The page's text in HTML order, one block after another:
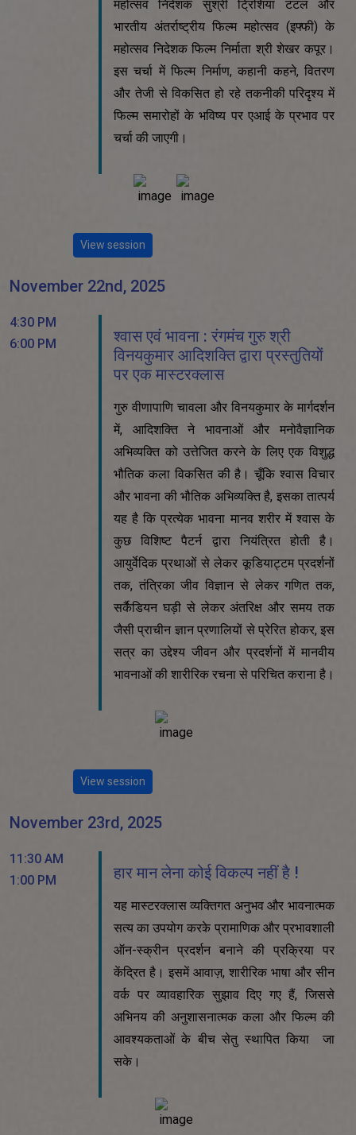
महोत्सव निदेशक सुश्री ट्रिशिया टटल और
भारतीय अंतर्राष्ट्रीय फिल्म महोत्सव (इफ्फी) के
महोत्सव निदेशक फिल्म निर्माता श्री शेखर कपूर।
इस चर्चा में फिल्म निर्माण, कहानी कहने, वितरण
और तेजी से विकसित हो रहे तकनीकी परिदृश्य में
फिल्म समारोहों के भविष्य पर एआई के प्रभाव पर
चर्चा की जाएगी।
View session
November 22nd, 2025
4:30 PM
6:00 PM
श्वास एवं भावना : रंगमंच गुरु श्री
विनयकुमार आदिशक्ति द्वारा प्रस्तुतियों
पर एक मास्टरक्लास
गुरु वीणापाणि चावला और विनयकुमार के मार्गदर्शन
में, आदिशक्ति ने भावनाओं और मनोवैज्ञानिक
अभिव्यक्ति को उत्तेजित करने के लिए एक विशुद्ध
भौतिक कला विकसित की है। चूँकि श्वास विचार
और भावना की भौतिक अभिव्यक्ति है, इसका तात्पर्य
यह है कि प्रत्येक भावना मानव शरीर में श्वास के
कुछ विशिष्ट पैटर्न द्वारा नियंत्रित होती है।
आयुर्वेदिक प्रथाओं से लेकर कूडियाट्टम प्रदर्शनों
तक, तंत्रिका जीव विज्ञान से लेकर गणित तक,
सर्कैडियन घड़ी से लेकर अंतरिक्ष और समय तक
जैसी प्राचीन ज्ञान प्रणालियों से प्रेरित होकर, इस
सत्र का उद्देश्य जीवन और प्रदर्शनों में मानवीय
भावनाओं की शारीरिक रचना से परिचित कराना है।
View session
November 23rd, 2025
11:30 AM
1:00 PM
हार मान लेना कोई विकल्प नहीं है !
यह मास्टरक्लास व्यक्तिगत अनुभव और भावनात्मक
सत्य का उपयोग करके प्रामाणिक और प्रभावशाली
ऑन-स्क्रीन प्रदर्शन बनाने की प्रक्रिया पर
केंद्रित है। इसमें आवाज़, शारीरिक भाषा और सीन
वर्क पर व्यावहारिक सुझाव दिए गए हैं, जिससे
अभिनय की अनुशासनात्मक कला और फिल्म की
आवश्यकताओं के बीच सेतु स्थापित किया जा
सके।